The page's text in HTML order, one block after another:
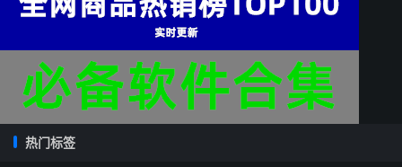
热门标签